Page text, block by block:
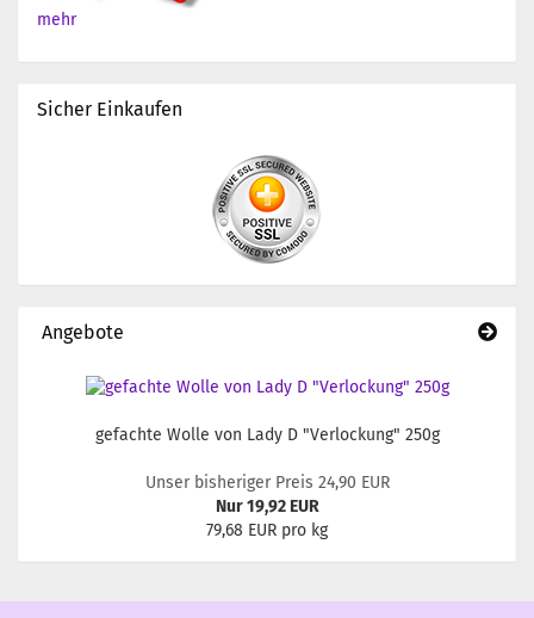
mehr
Sicher Einkaufen
Angebote
gefachte Wolle von Lady D "Verlockung" 250g
Unser bisheriger Preis 24,90 EUR
Nur 19,92 EUR
79,68 EUR pro kg